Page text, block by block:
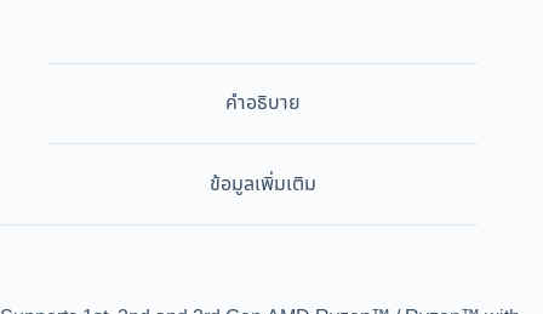
คำอธิบาย
ข้อมูลเพิ่มเติม